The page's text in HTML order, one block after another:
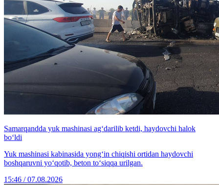
Samarqandda yuk mashinasi ag‘darilib ketdi, haydovchi halok
bo‘ldi
Yuk mashinasi kabinasida yong‘in chiqishi ortidan haydovchi
boshqaruvni yo‘qotib, beton to‘siqqa urilgan.
15:46 / 07.08.2026